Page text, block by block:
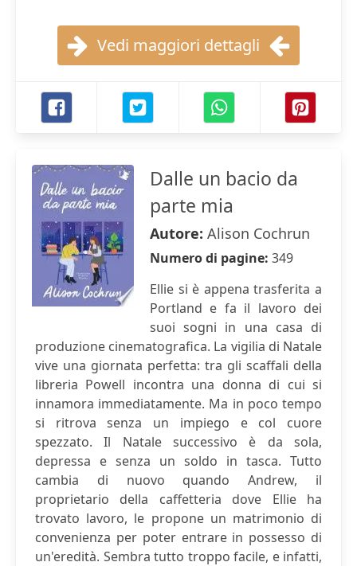
Vedi maggiori dettagli
Dalle un bacio da
parte mia
Autore: Alison Cochrun
Numero di pagine: 349
Ellie si è appena trasferita a
Portland e fa il lavoro dei
suoi sogni in una casa di
produzione cinematografica. La vigilia di Natale
vive una giornata perfetta: tra gli scaffali della
libreria Powell incontra una donna di cui si
innamora immediatamente. Ma in poco tempo
si ritrova senza un impiego e col cuore
spezzato. Il Natale successivo è da sola,
depressa e senza un soldo in tasca. Tutto
cambia di nuovo quando Andrew, il
proprietario della caffetteria dove Ellie ha
trovato lavoro, le propone un matrimonio di
convenienza per poter entrare in possesso di
un'eredità. Sembra tutto troppo facile, e infatti,